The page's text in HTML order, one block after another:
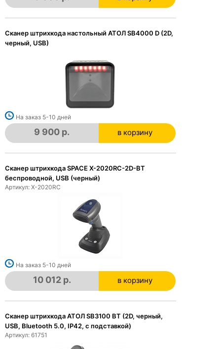
в корзине
Сканер штрихкода настольный АТОЛ SB4000 D (2D,
черный, USB)
На заказ 5-10 дней
9 900 р. в корзину
в корзине
Сканер штрихкода SPACE X-2020RC-2D-BT
беспроводной, USB (черный)
Артикул: X-2020RС
На заказ 5-10 дней
10 012 р. в корзину
в корзине
Сканер штрихкода АТОЛ SB3100 BT (2D, черный,
USB, Bluetooth 5.0, IP42, c подставкой)
Артикул: 61751